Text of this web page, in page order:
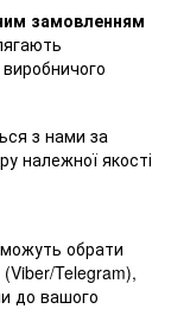
замовленням
з нами за
належної якості
обрати
(Viber/Telegram),
до вашого